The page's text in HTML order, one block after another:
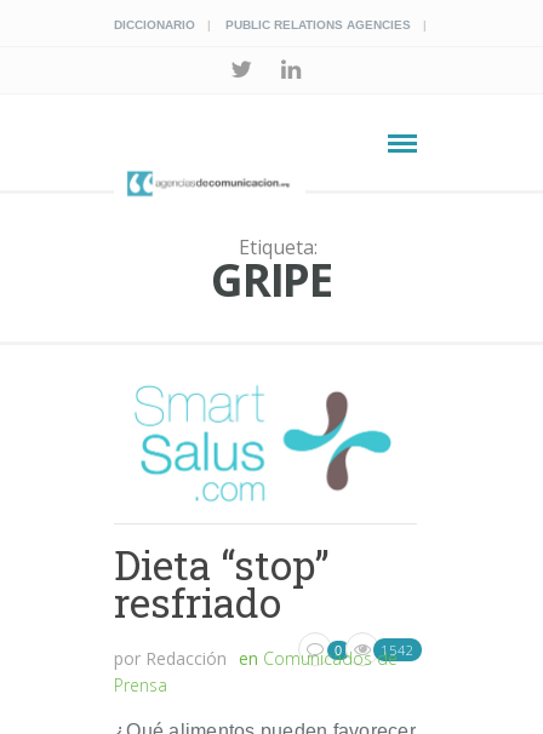
DICCIONARIO PUBLIC RELATIONS AGENCIES
Etiqueta:
GRIPE
Dieta “stop”
resfriado
por Redacción en Comunicados de
Prensa
0 1542